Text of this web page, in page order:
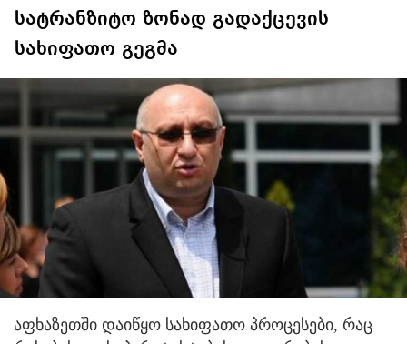
სატრანზიტო ზონად გადაქცევის
სახიფათო გეგმა
აფხაზეთში დაიწყო სახიფათო პროცესები, რაც